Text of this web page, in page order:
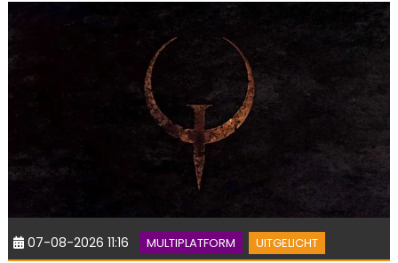
07-08-2026 11:16 MULTIPLATFORM UITGELICHT